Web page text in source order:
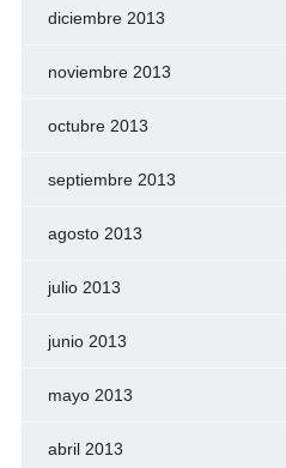
diciembre 2013
noviembre 2013
octubre 2013
septiembre 2013
agosto 2013
julio 2013
junio 2013
mayo 2013
abril 2013